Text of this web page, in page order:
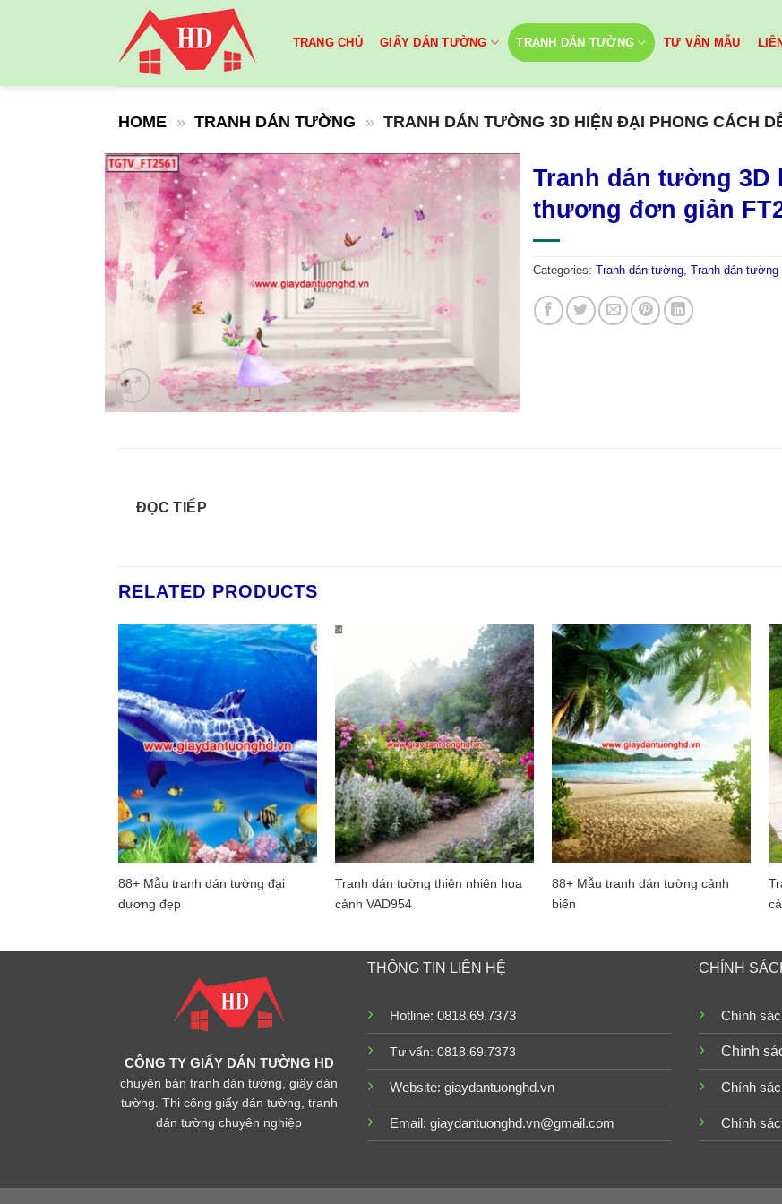
TRANG CHỦ GIẤY DÁN TƯỜNG TRANH DÁN TƯỜNG TƯ VẤN MẪU
HOME » TRANH DÁN TƯỜNG » TRANH DÁN TƯỜNG 3D HIỆN ĐẠI PHONG CÁCH
Tranh dán tường 3D
thương đơn giản
Categories: Tranh dán tường, Tranh dán tường
ĐỌC TIẾP
RELATED PRODUCTS
88+ Mẫu tranh dán tường đại
dương đẹp
Tranh dán tường thiên nhiên hoa
cảnh VAD954
88+ Mẫu tranh dán tường cảnh
biển
CÔNG TY GIẤY DÁN TƯỜNG HD
chuyên bán tranh dán tường, giấy dán
tường. Thi công giấy dán tường, tranh
dán tường chuyên nghiệp
THÔNG TIN LIÊN HỆ
Hotline: 0818.69.7373
Tư vấn: 0818.69.7373
Website: giaydantuonghd.vn
Email: giaydantuonghd.vn@gmail.com
CHÍNH
Chính
Chính
Chính
Chính